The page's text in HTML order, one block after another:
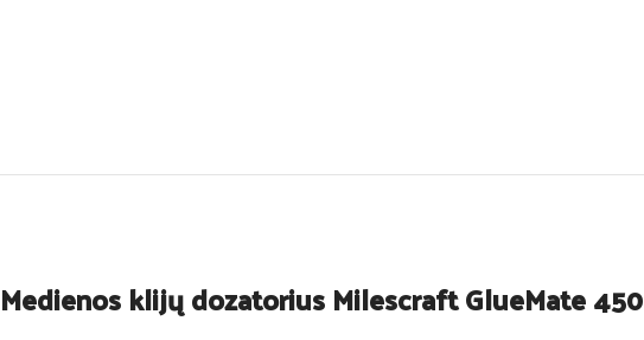
Medienos klijų dozatorius Milescraft GlueMate 450